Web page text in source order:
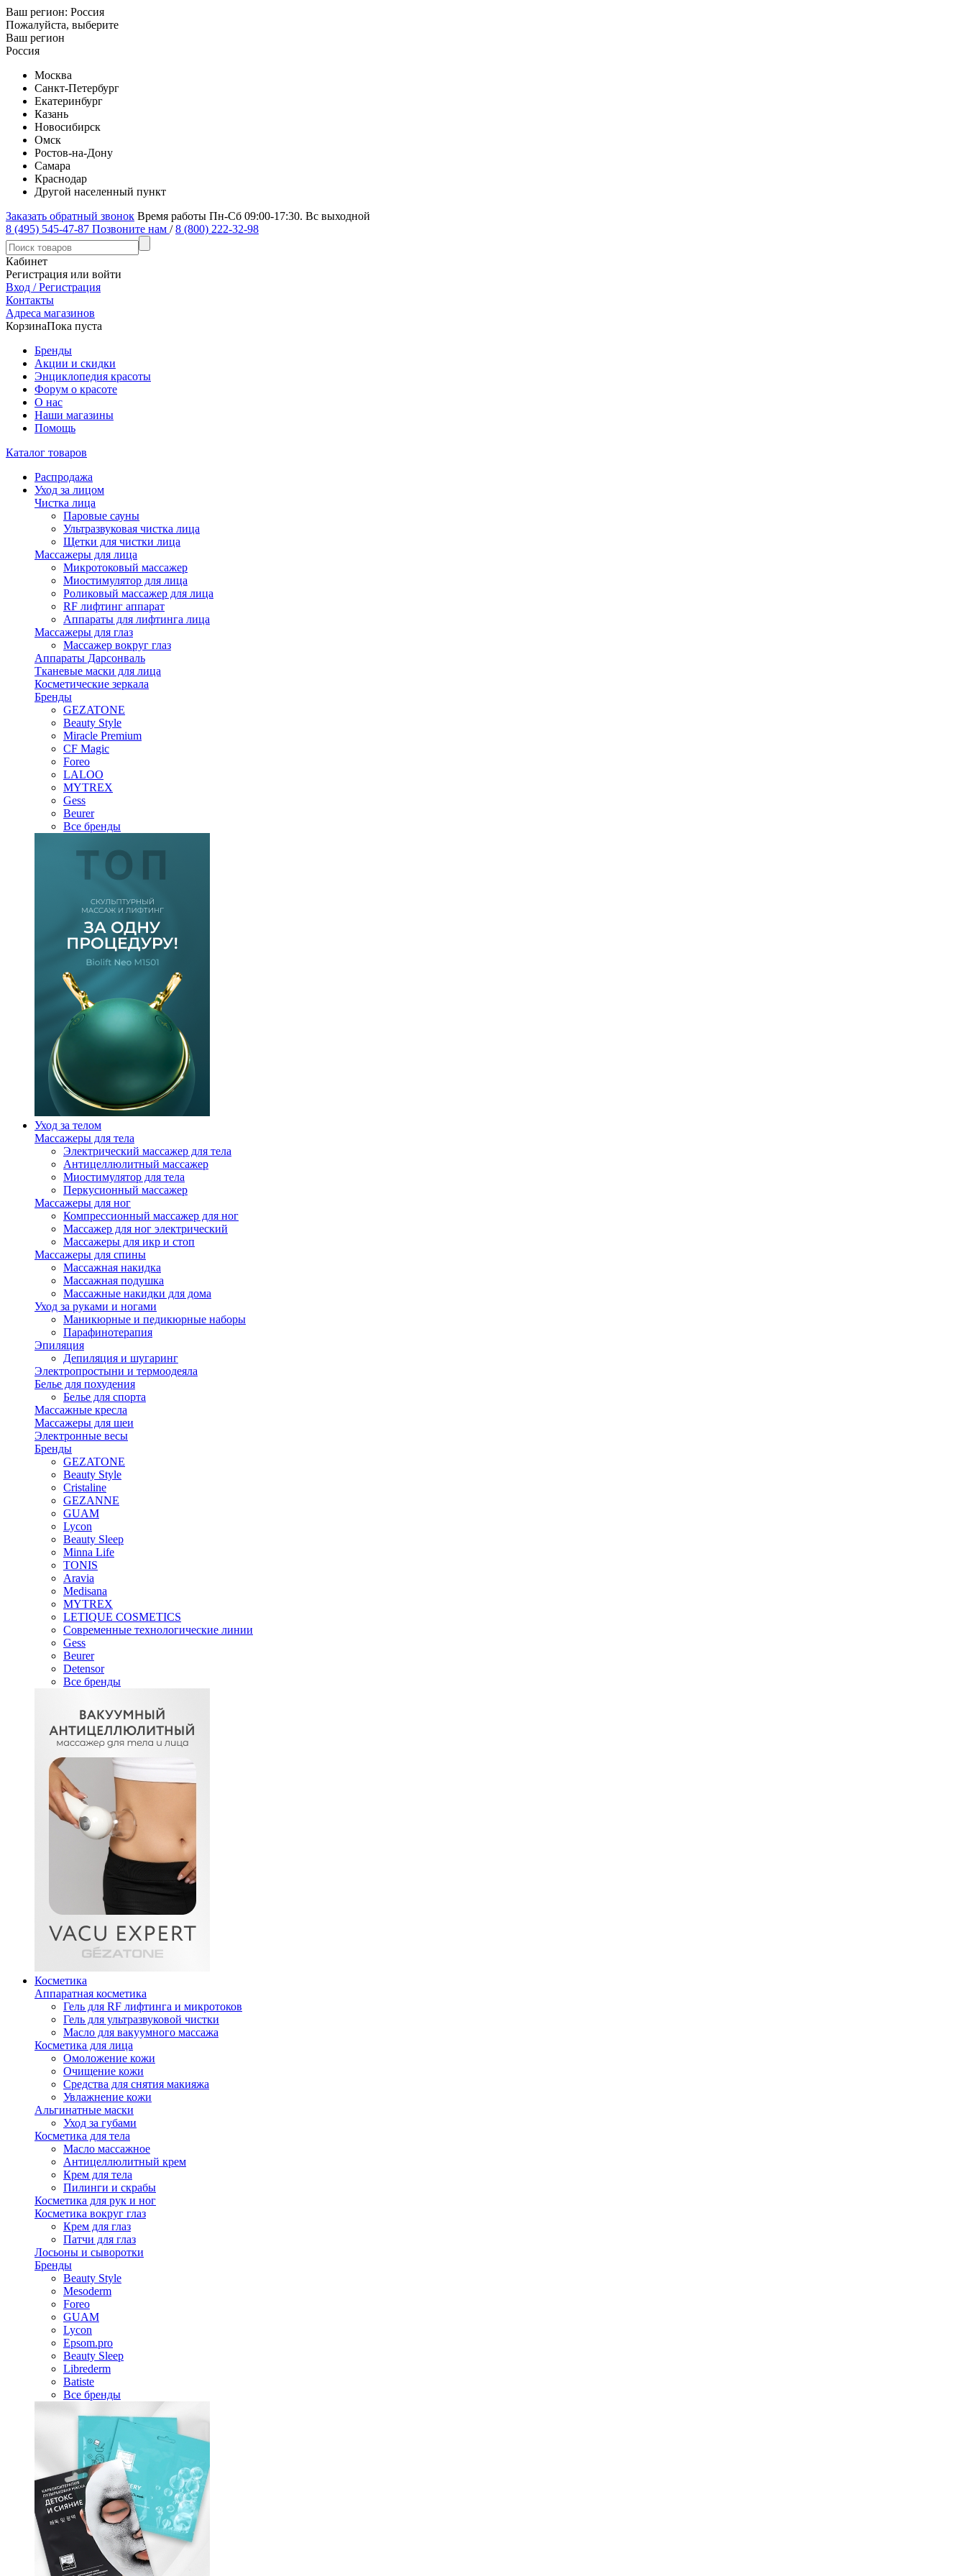
Ваш регион: Россия
Пожалуйста, выберите
Ваш регион
Россия
Москва
Санкт-Петербург
Екатеринбург
Казань
Новосибирск
Омск
Ростов-на-Дону
Самара
Краснодар
Другой населенный пункт
Заказать обратный звонок Время работы Пн-Сб 09:00-17:30. Вс выходной
8 (495) 545-47-87 Позвоните нам / 8 (800) 222-32-98
Кабинет
Регистрация или войти
Вход / Регистрация
Контакты
Адреса магазинов
КорзинаПока пуста
Бренды
Акции и скидки
Энциклопедия красоты
Форум о красоте
О нас
Наши магазины
Помощь
Каталог товаров
Распродажа
Уход за лицом
Чистка лица
Паровые сауны
Ультразвуковая чистка лица
Щетки для чистки лица
Массажеры для лица
Микротоковый массажер
Миостимулятор для лица
Роликовый массажер для лица
RF лифтинг аппарат
Аппараты для лифтинга лица
Массажеры для глаз
Массажер вокруг глаз
Аппараты Дарсонваль
Тканевые маски для лица
Косметические зеркала
Бренды
GEZATONE
Beauty Style
Miracle Premium
CF Magic
Foreo
LALOO
MYTREX
Gess
Beurer
Все бренды
Уход за телом
Массажеры для тела
Электрический массажер для тела
Антицеллюлитный массажер
Миостимулятор для тела
Перкусионный массажер
Массажеры для ног
Компрессионный массажер для ног
Массажер для ног электрический
Массажеры для икр и стоп
Массажеры для спины
Массажная накидка
Массажная подушка
Массажные накидки для дома
Уход за руками и ногами
Маникюрные и педикюрные наборы
Парафинотерапия
Эпиляция
Депиляция и шугаринг
Электропростыни и термоодеяла
Белье для похудения
Белье для спорта
Массажные кресла
Массажеры для шеи
Электронные весы
Бренды
GEZATONE
Beauty Style
Cristaline
GEZANNE
GUAM
Lycon
Beauty Sleep
Minna Life
TONIS
Aravia
Medisana
MYTREX
LETIQUE COSMETICS
Современные технологические линии
Gess
Beurer
Detensor
Все бренды
Косметика
Аппаратная косметика
Гель для RF лифтинга и микротоков
Гель для ультразвуковой чистки
Масло для вакуумного массажа
Косметика для лица
Омоложение кожи
Очищение кожи
Средства для снятия макияжа
Увлажнение кожи
Альгинатные маски
Уход за губами
Косметика для тела
Масло массажное
Антицеллюлитный крем
Крем для тела
Пилинги и скрабы
Косметика для рук и ног
Косметика вокруг глаз
Крем для глаз
Патчи для глаз
Лосьоны и сыворотки
Бренды
Beauty Style
Mesoderm
Foreo
GUAM
Lycon
Epsom.pro
Beauty Sleep
Librederm
Batiste
Все бренды